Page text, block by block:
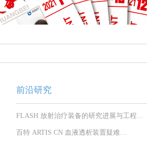
前沿研究
FLASH 放射治疗装备的研究进展与工程…
百特 ARTIS CN 血液透析装置疑难…